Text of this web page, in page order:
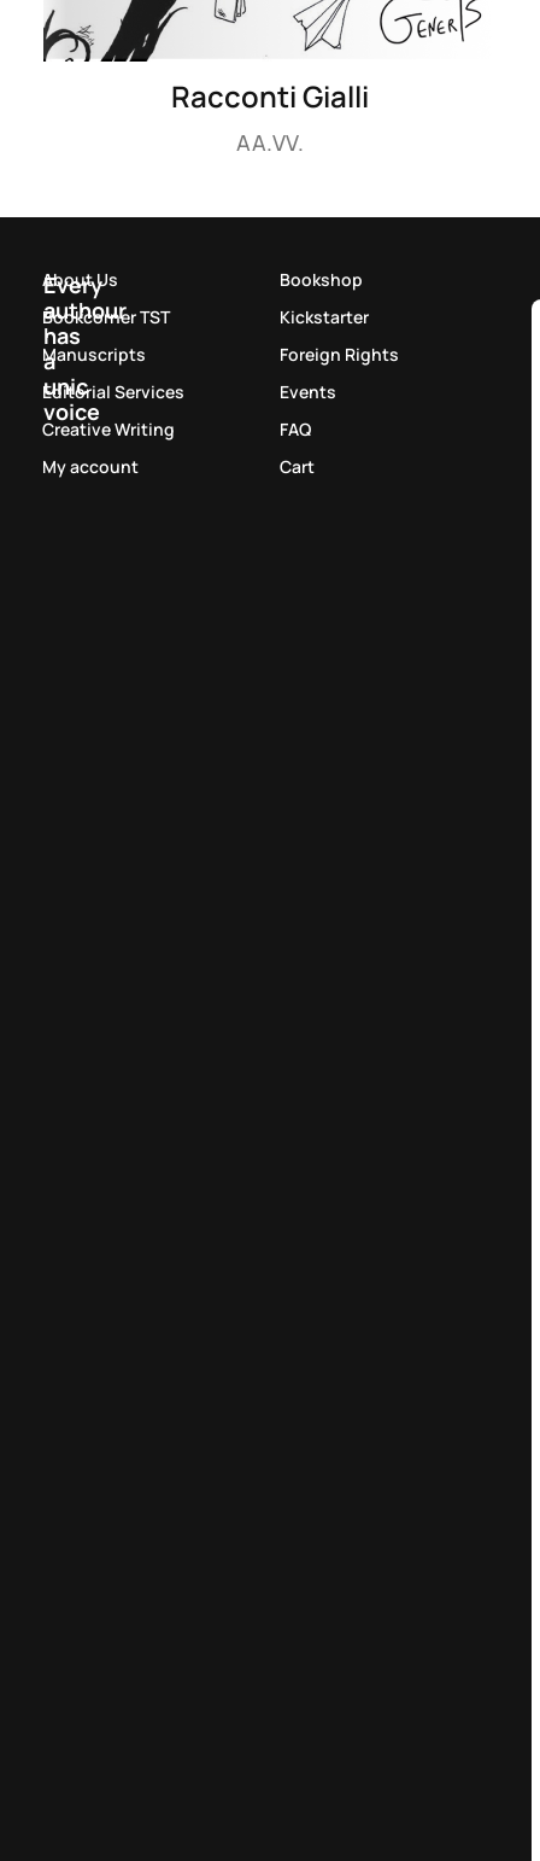
Racconti Gialli
AA.VV.
Every
authour
has
a
unic
voice
About Us
Bookcorner TST
Manuscripts
Editorial Services
Creative Writing
My account
Bookshop
Kickstarter
Foreign Rights
Events
FAQ
Cart